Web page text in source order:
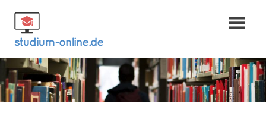
Inhalt
springen
Fernstudium
und Bachelor